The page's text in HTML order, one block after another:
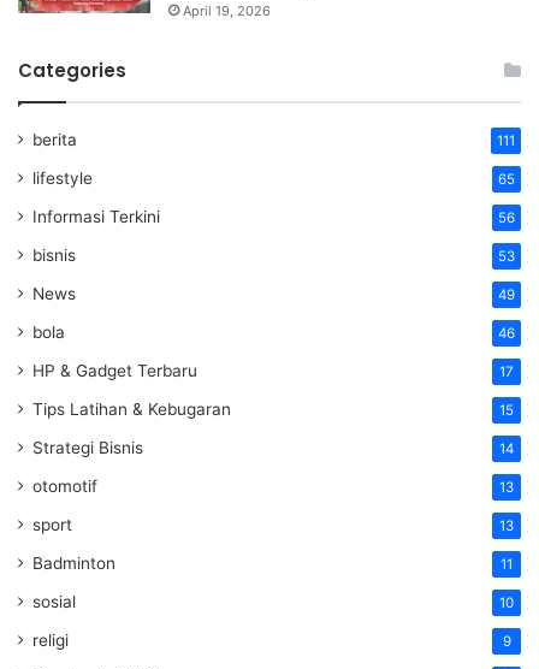
April 19, 2026
Categories
berita 111
lifestyle 65
Informasi Terkini 56
bisnis 53
News 49
bola 46
HP & Gadget Terbaru 17
Tips Latihan & Kebugaran 15
Strategi Bisnis 14
otomotif 13
sport 13
Badminton 11
sosial 10
religi 9